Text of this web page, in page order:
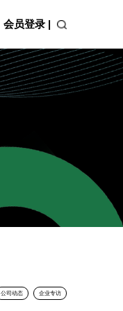
会员登录 |
公司动态 企业专访